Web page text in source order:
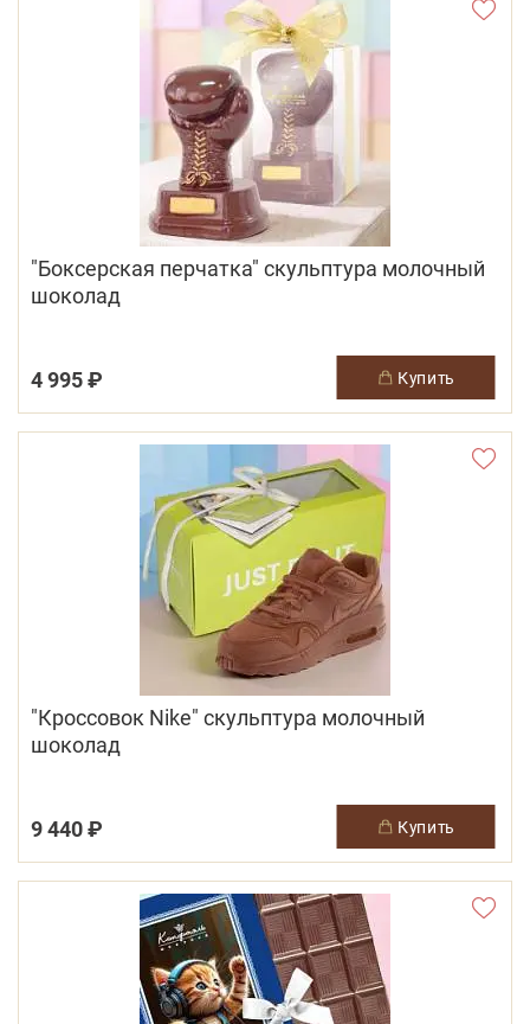
"Боксерская перчатка" скульптура молочный
шоколад
4 995 ₽ купить
"Кроссовок Nike" скульптура молочный
шоколад
9 440 ₽ купить